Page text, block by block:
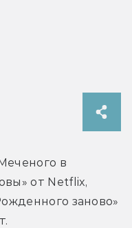
в
заново»